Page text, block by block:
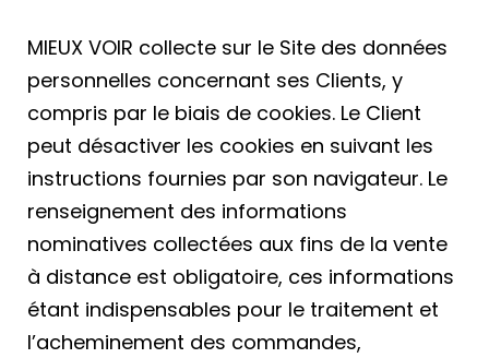
MIEUX VOIR collecte sur le Site des données
personnelles concernant ses Clients, y
compris par le biais de cookies. Le Client
peut désactiver les cookies en suivant les
instructions fournies par son navigateur. Le
renseignement des informations
nominatives collectées aux fins de la vente
à distance est obligatoire, ces informations
étant indispensables pour le traitement et
l’acheminement des commandes,